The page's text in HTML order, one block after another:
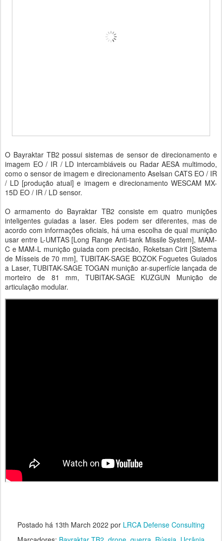
O Bayraktar TB2 possui sistemas de sensor de direcionamento e
imagem EO / IR / LD intercambiáveis ​​ou Radar AESA multimodo,
como o sensor de imagem e direcionamento Aselsan CATS EO / IR
/ LD [produção atual] e imagem e direcionamento WESCAM MX-
15D EO / IR / LD sensor.
O armamento do Bayraktar TB2 consiste em quatro munições
inteligentes guiadas a laser. Eles podem ser diferentes, mas de
acordo com informações oficiais, há uma escolha de qual munição
usar entre L-UMTAS [Long Range Anti-tank Missile System], MAM-
C e MAM-L munição guiada com precisão, Roketsan Cirit [Sistema
de Mísseis de 70 mm], TUBITAK-SAGE BOZOK Foguetes Guiados
a Laser, TUBITAK-SAGE TOGAN munição ar-superfície lançada de
morteiro de 81 mm, TUBITAK-SAGE KUZGUN Munição de
articulação modular.
Postado há 13th March 2022 por LRCA Defense Consulting